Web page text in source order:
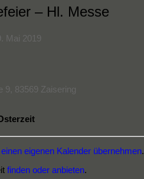
– Hl. Messe
Mai 2019
9, 83569 Zaisering
einen eigenen Kalender übernehmen.
finden oder anbieten.